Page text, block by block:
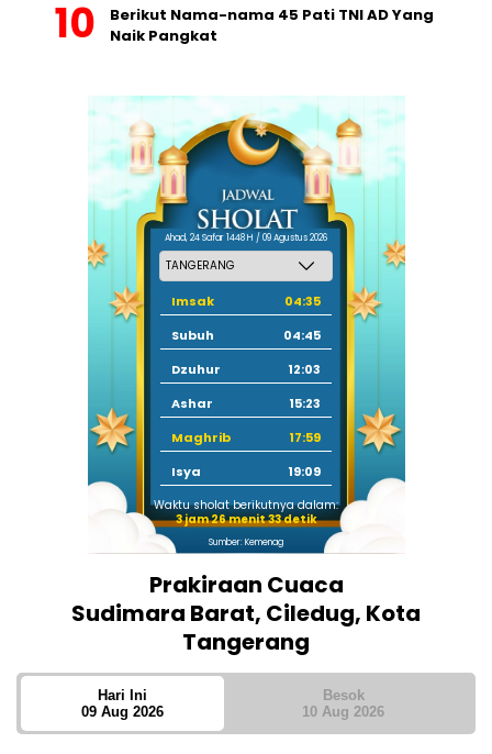
Berikut Nama-nama 45 Pati TNI AD Yang
Naik Pangkat
Ahad, 24 Safar 1448 H / 09 Agustus 2026
Imsak
04:35
Subuh
04:45
Dzuhur
12:03
Ashar
15:23
Maghrib
17:59
Isya
19:09
Waktu sholat berikutnya dalam:
3 jam 26 menit 32 detik
Sumber: Kemenag
Prakiraan Cuaca
Sudimara Barat, Ciledug, Kota
Tangerang
Hari Ini
09 Aug 2026
Besok
10 Aug 2026